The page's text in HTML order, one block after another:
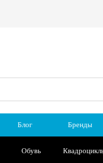
Блог Бренды
Обувь